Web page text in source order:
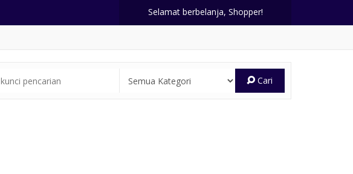
Selamat berbelanja, Shopper!
Cari